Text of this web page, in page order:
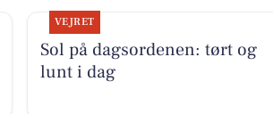
VEJRET
Sol på dagsordenen: tørt og
lunt i dag